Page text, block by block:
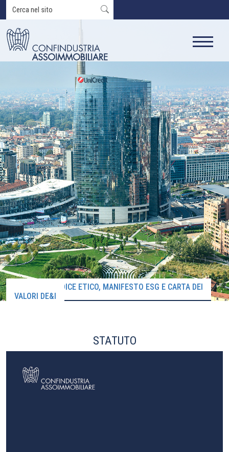
STATUTO, CODICE ETICO, MANIFESTO ESG E CARTA DEI
VALORI DE&I
STATUTO